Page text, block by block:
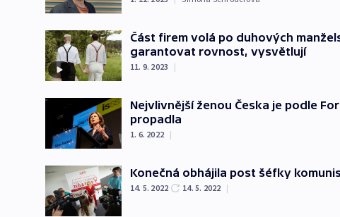
Část firem volá po duhových
garantovat rovnost, vysvětlují
11. 9. 2023 |
Nejvlivnější ženou Česka je podle
propadla
1. 6. 2022 |
Konečná obhájila post šéfky
14. 5. 2022 14. 5. 2022 |